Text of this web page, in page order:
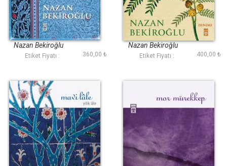
Kelime Defteri
Nazan Bekiroğlu
Etiket Fiyatı : 360,00 ₺
Mimoza Sürgünü
Nazan Bekiroğlu
Etiket Fiyatı : 400,00 ₺